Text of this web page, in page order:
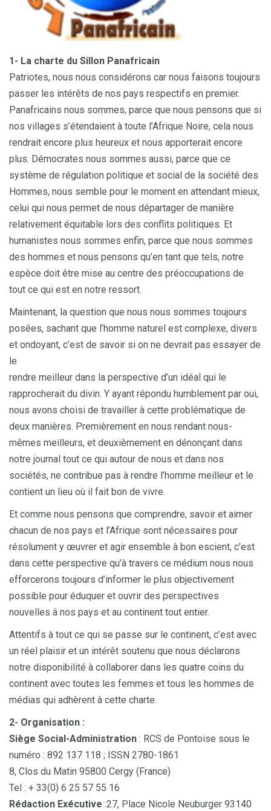
1- La charte du Sillon Panafricain
Patriotes, nous nous considérons car nous faisons toujours
passer les intérêts de nos pays respectifs en premier.
Panafricains nous sommes, parce que nous pensons que si
nos villages s’étendaient à toute l’Afrique Noire, cela nous
rendrait encore plus heureux et nous apporterait encore
plus. Démocrates nous sommes aussi, parce que ce
système de régulation politique et social de la société des
Hommes, nous semble pour le moment en attendant mieux,
celui qui nous permet de nous départager de manière
relativement équitable lors des conflits politiques. Et
humanistes nous sommes enfin, parce que nous sommes
des hommes et nous pensons qu’en tant que tels, notre
espèce doit être mise au centre des préoccupations de
tout ce qui est en notre ressort.
Maintenant, la question que nous nous sommes toujours
posées, sachant que l’homme naturel est complexe, divers
et ondoyant, c’est de savoir si on ne devrait pas essayer de
le
rendre meilleur dans la perspective d’un idéal qui le
rapprocherait du divin. Y ayant répondu humblement par oui,
nous avons choisi de travailler à cette problématique de
deux manières. Premièrement en nous rendant nous-
mêmes meilleurs, et deuxièmement en dénonçant dans
notre journal tout ce qui autour de nous et dans nos
sociétés, ne contribue pas à rendre l’homme meilleur et le
contient un lieu où il fait bon de vivre.
Et comme nous pensons que comprendre, savoir et aimer
chacun de nos pays et l’Afrique sont nécessaires pour
résolument y œuvrer et agir ensemble à bon escient, c’est
dans cette perspective qu’à travers ce médium nous nous
efforcerons toujours d’informer le plus objectivement
possible pour éduquer et ouvrir des perspectives
nouvelles à nos pays et au continent tout entier.
Attentifs à tout ce qui se passe sur le continent, c’est avec
un réel plaisir et un intérêt soutenu que nous déclarons
notre disponibilité à collaborer dans les quatre coins du
continent avec toutes les femmes et tous les hommes de
médias qui adhèrent à cette charte.
2- Organisation :
Siège Social-Administration : RCS de Pontoise sous le
numéro : 892 137 118 ; ISSN 2780-1861
8, Clos du Matin 95800 Cergy (France)
Tel : + 33(0) 6 25 57 55 16
Rédaction Exécutive :27, Place Nicole Neuburger 93140